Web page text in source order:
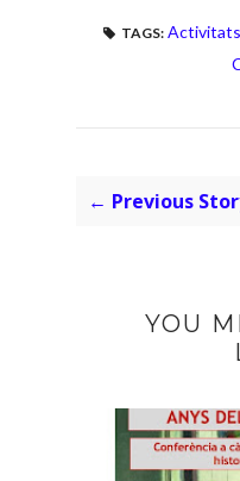
TAGS:
← Previous
YOU